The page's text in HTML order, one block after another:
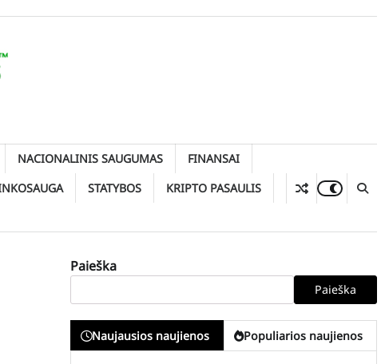
NACIONALINIS SAUGUMAS
FINANSAI
STATYBOS
KRIPTO PASAULIS
Paieška
Paieška
Naujausios naujienos Populiarios naujienos